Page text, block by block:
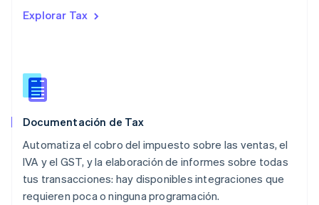
Explorar Tax
Documentación de Tax
Automatiza el cobro del impuesto sobre las ventas, el
IVA y el GST, y la elaboración de informes sobre todas
tus transacciones: hay disponibles integraciones que
requieren poca o ninguna programación.
Nueva Zelandia
English
English
Portugal
RAE de Hong Kong, China
English简体中文
Reino Unido
English
República Checa
English